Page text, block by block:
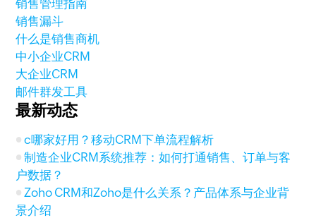
销售管理指南
销售漏斗
什么是销售商机
中小企业CRM
大企业CRM
邮件群发工具
最新动态
c哪家好用？移动CRM下单流程解析
制造企业CRM系统推荐：如何打通销售、订单与客
户数据？
Zoho CRM和Zoho是什么关系？产品体系与企业背
景介绍